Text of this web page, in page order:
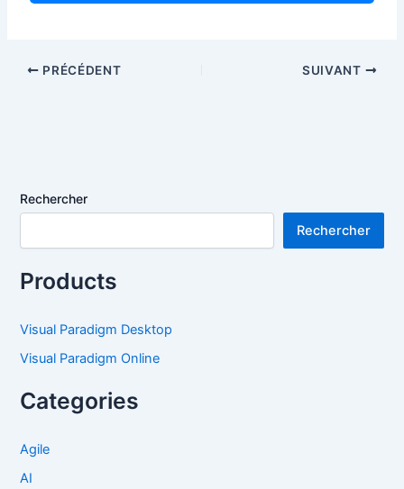
PRÉCÉDENT SUIVANT
Rechercher
Rechercher
Products
Visual Paradigm Desktop
Visual Paradigm Online
Categories
Agile
AI